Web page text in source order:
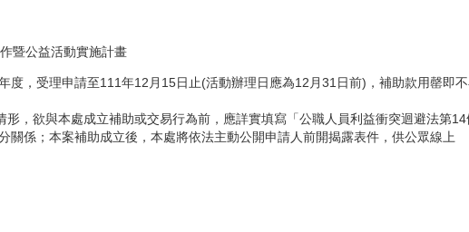
暨公益活動實施計畫
，受理申請至111年12月15日止(活動辦理日應為12月31日前)，補助款用罄即
，欲與本處成立補助或交易行為前，應詳實填寫「公職人員利益衝突迴避法第14
係；本案補助成立後，本處將依法主動公開申請人前開揭露表件，供公眾線上